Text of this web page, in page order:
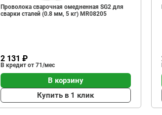
Проволока сварочная омедненная SG2 для
сварки сталей (0.8 мм, 5 кг) MR08205
2 131 ₽
В кредит от 71/мес
В корзину
Купить в 1 клик